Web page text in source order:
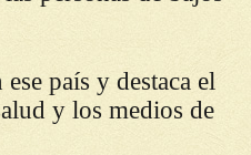
país y destaca el
y los medios de